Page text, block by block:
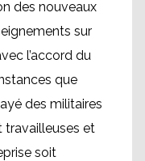
des nouveaux
sur
l’accord du
que
des militaires
travailleuses et
soit